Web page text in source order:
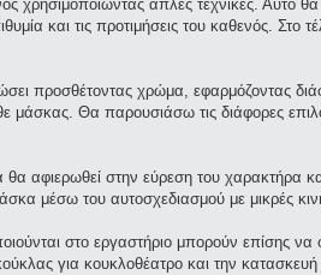
χρησιμοποιώντας απλές τεχνικές. Αυτό
και τις προτιμήσεις του καθενός. Στο
προσθέτοντας χρώμα, εφαρμόζοντας
μάσκας. Θα παρουσιάσω τις διάφορες
θα αφιερωθεί στην εύρεση του
μέσω του αυτοσχεδιασμού με μικρές
στο εργαστήριο μπορούν επίσης
για κουκλοθέατρο και την